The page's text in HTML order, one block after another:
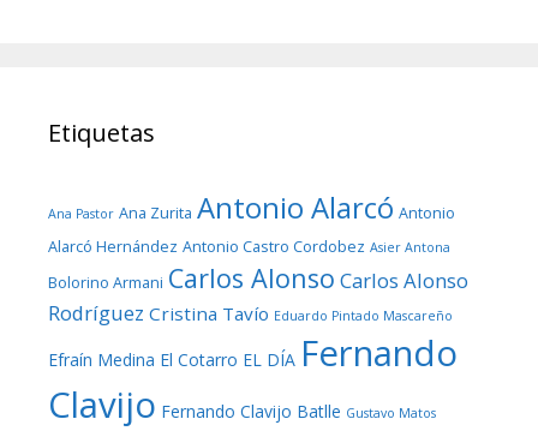
Etiquetas
Ana Pastor Ana Zurita Antonio Alarcó Antonio
Alarcó Hernández Antonio Castro Cordobez Asier Antona
Bolorino Armani Carlos Alonso Carlos Alonso
Rodríguez Cristina Tavío Eduardo Pintado Mascareño
Efraín Medina El Cotarro EL DÍA Fernando
Clavijo Fernando Clavijo Batlle Gustavo Matos